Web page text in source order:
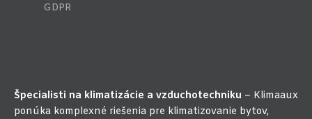
GDPR
Špecialisti na klimatizácie a vzduchotechniku – Klimaaux
ponúka komplexné riešenia pre klimatizovanie bytov,